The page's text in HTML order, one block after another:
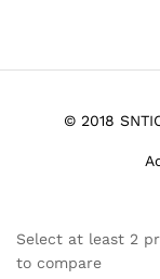
© 2018
Select at least 2
to compare